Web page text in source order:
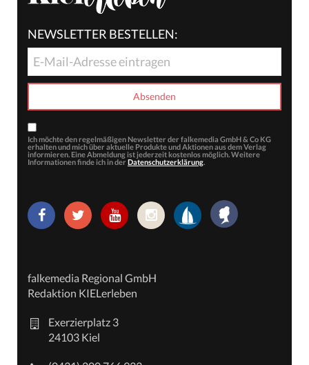
NEWSLETTER BESTELLEN:
Ich möchte den regelmäßigen Newsletter der falkemedia GmbH & Co KG
erhalten und mich über aktuelle Produkte und Aktionen aus dem Verlag
informieren. Eine Abmeldung ist jederzeit kostenlos möglich. Weitere
Informationen finde ich in der Datenschutzerklärung.
falkemedia Regional GmbH
Redaktion KIELerleben
Exerzierplatz 3
24103 Kiel